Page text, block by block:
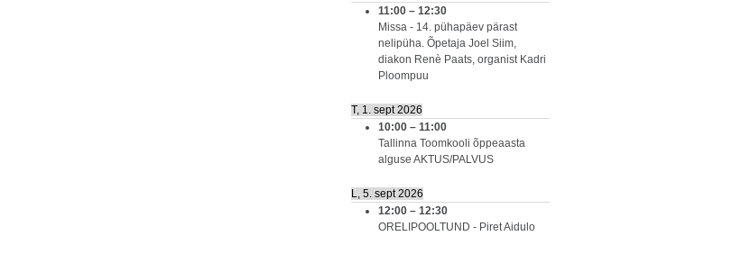
11:00 – 12:30
Missa - 14. pühapäev pärast
nelipüha. Õpetaja Joel Siim,
diakon Renè Paats, organist Kadri
Ploompuu
T, 1. sept 2026
10:00 – 11:00
Tallinna Toomkooli õppeaasta
alguse AKTUS/PALVUS
L, 5. sept 2026
12:00 – 12:30
ORELIPOOLTUND - Piret Aidulo